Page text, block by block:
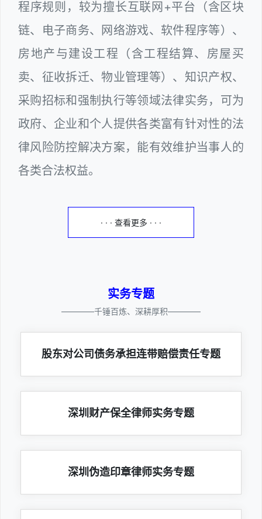
程序规则，较为擅长互联网+平台（含区块
链、电子商务、网络游戏、软件程序等）、
房地产与建设工程（含工程结算、房屋买
卖、征收拆迁、物业管理等）、知识产权、
采购招标和强制执行等领域法律实务，可为
政府、企业和个人提供各类富有针对性的法
律风险防控解决方案，能有效维护当事人的
各类合法权益。
· · · 查看更多 · · ·
实务专题
————千锤百炼、深耕厚积————
股东对公司债务承担连带赔偿责任专题
深圳财产保全律师实务专题
深圳伪造印章律师实务专题